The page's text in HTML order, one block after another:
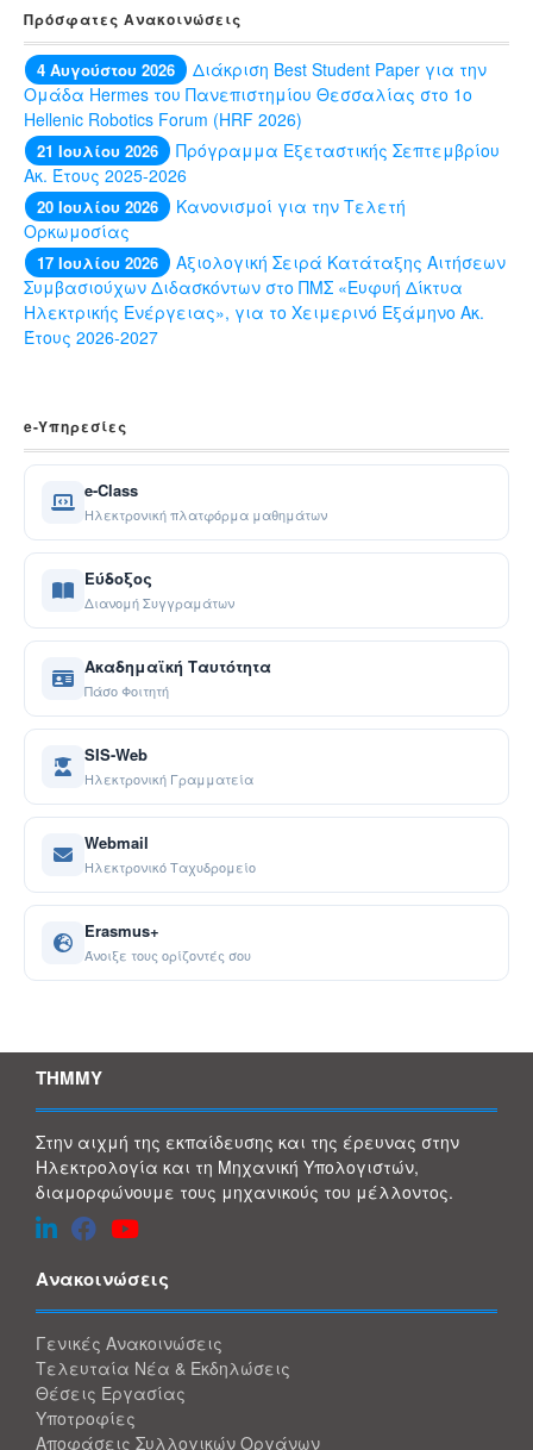
Πρόσφατες Ανακοινώσεις
4 Αυγούστου 2026
Διάκριση Best Student Paper για την
Ομάδα Hermes του Πανεπιστημίου Θεσσαλίας στο 1ο
Hellenic Robotics Forum (HRF 2026)
21 Ιουλίου 2026
Πρόγραμμα Εξεταστικής Σεπτεμβρίου
Ακ. Έτους 2025-2026
20 Ιουλίου 2026
Κανονισμοί για την Τελετή
Ορκωμοσίας
17 Ιουλίου 2026
Αξιολογική Σειρά Κατάταξης Αιτήσεων
Συμβασιούχων Διδασκόντων στο ΠΜΣ «Ευφυή Δίκτυα
Ηλεκτρικής Ενέργειας», για το Χειμερινό Εξάμηνο Ακ.
Έτους 2026-2027
e-Yπηρεσίες
e-Class
Ηλεκτρονική πλατφόρμα μαθημάτων
Εύδοξος
Διανομή Συγγραμάτων
Ακαδημαϊκή Ταυτότητα
Πάσο Φοιτητή
SIS-Web
Ηλεκτρονική Γραμματεία
Webmail
Ηλεκτρονικό Ταχυδρομείο
Erasmus+
Άνοιξε τους ορίζοντές σου
ΤΗΜΜΥ
Στην αιχμή της εκπαίδευσης και της έρευνας στην
Ηλεκτρολογία και τη Μηχανική Υπολογιστών,
διαμορφώνουμε τους μηχανικούς του μέλλοντος.
Ανακοινώσεις
Γενικές Ανακοινώσεις
Τελευταία Νέα & Εκδηλώσεις
Θέσεις Εργασίας
Υποτροφίες
Αποφάσεις Συλλογικών Οργάνων